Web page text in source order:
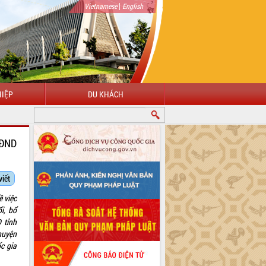
Vietnamese| English
DU KHÁCH
việc
bổ
tỉnh
gia